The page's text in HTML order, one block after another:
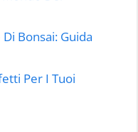
Bonsai: Guida
Per I Tuoi